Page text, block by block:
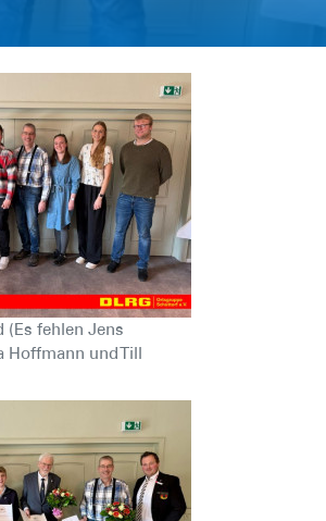
(Es fehlen Jens
Hoffmann und Till